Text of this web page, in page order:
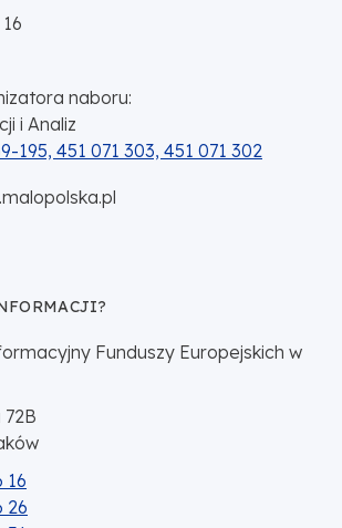
naboru:
i Analiz
195, 451 071 303, 451 071 302
Funduszy Europejskich w
72B
16
26